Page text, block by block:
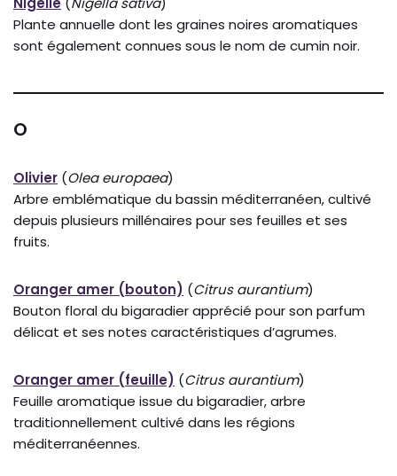
Plante annuelle dont les graines noires aromatiques
sont également connues sous le nom de cumin noir.
O
Olivier (Olea europaea)
Arbre emblématique du bassin méditerranéen, cultivé
depuis plusieurs millénaires pour ses feuilles et ses
fruits.
Oranger amer (bouton) (Citrus aurantium)
Bouton floral du bigaradier apprécié pour son parfum
délicat et ses notes caractéristiques d’agrumes.
Oranger amer (feuille) (Citrus aurantium)
Feuille aromatique issue du bigaradier, arbre
traditionnellement cultivé dans les régions
méditerranéennes.